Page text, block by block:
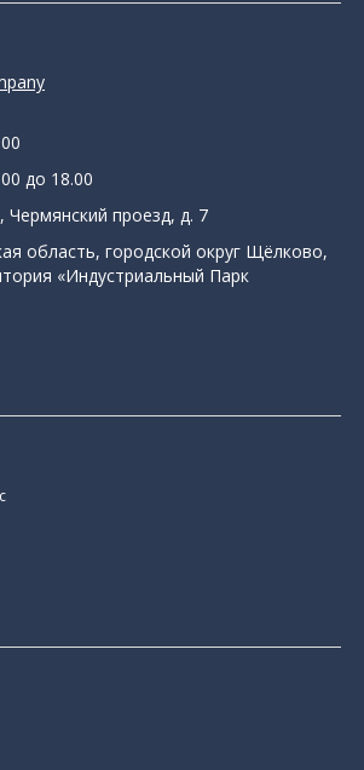
до 18.00
Чермянский проезд, д. 7
область, городской округ Щёлково,
«Индустриальный Парк